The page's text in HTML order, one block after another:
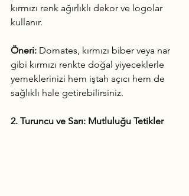
kırmızı renk ağırlıklı dekor ve logolar
kullanır.
Öneri: Domates, kırmızı biber veya nar
gibi kırmızı renkte doğal yiyeceklerle
yemeklerinizi hem iştah açıcı hem de
sağlıklı hale getirebilirsiniz.
2. Turuncu ve Sarı: Mutluluğu Tetikler